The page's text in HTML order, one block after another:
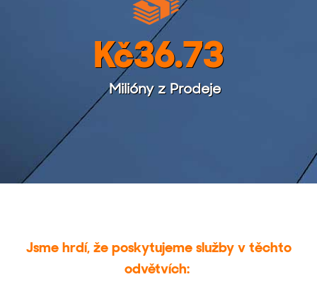
Kč36.73
Milióny z Prodeje
Jsme hrdí, že poskytujeme služby v těchto
odvětvích: